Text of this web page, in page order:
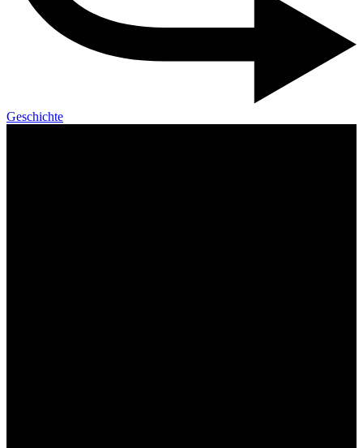
Geschichte